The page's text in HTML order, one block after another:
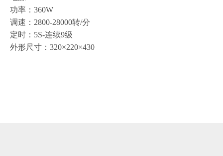
功率：360W
调速：2800-28000转/分
定时：5S-连续9级
外形尺寸：320×220×430